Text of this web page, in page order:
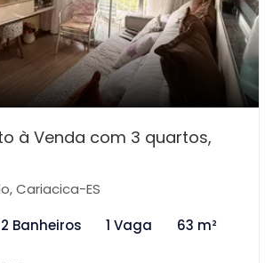
à Venda com 3 quartos,
Cariacica-ES
2 Banheiros 1 Vaga 63 m²